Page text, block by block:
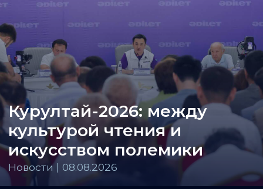
Курултай-2026: между
культурой чтения и
искусством полемики
Новости | 08.08.2026